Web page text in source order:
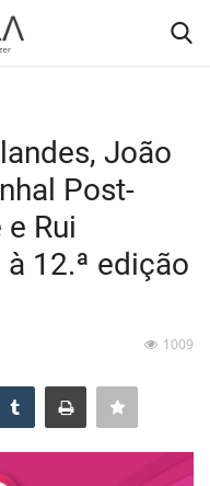
João
Post-
Rui
12.ª edição
1009